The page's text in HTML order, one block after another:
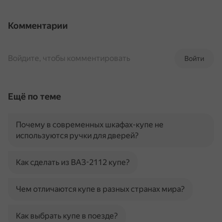
Комментарии
Войти
Войдите, чтобы комментировать
Ещё по теме
Почему в современных шкафах-купе не
используются ручки для дверей?
Как сделать из ВАЗ-2112 купе?
Чем отличаются купе в разных странах мира?
Как выбрать купе в поезде?